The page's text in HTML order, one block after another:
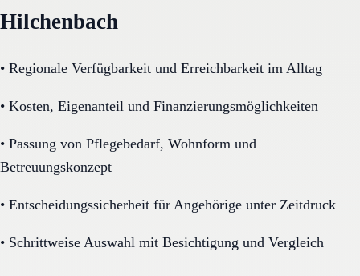
Hilchenbach
• Regionale Verfügbarkeit und Erreichbarkeit im Alltag
• Kosten, Eigenanteil und Finanzierungsmöglichkeiten
• Passung von Pflegebedarf, Wohnform und
Betreuungskonzept
• Entscheidungssicherheit für Angehörige unter Zeitdruck
• Schrittweise Auswahl mit Besichtigung und Vergleich